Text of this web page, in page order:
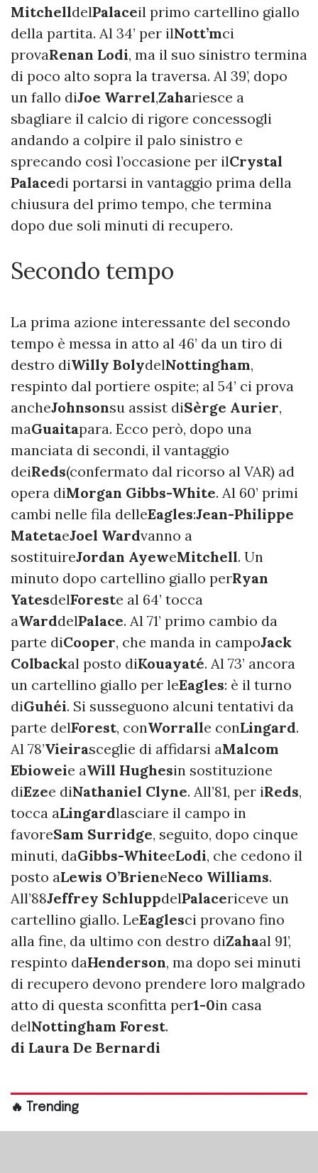
MitchelldelPalaceil primo cartellino giallo
della partita. Al 34’ per ilNott’mci
provaRenan Lodi, ma il suo sinistro termina
di poco alto sopra la traversa. Al 39’, dopo
un fallo diJoe Warrel,Zahariesce a
sbagliare il calcio di rigore concessogli
andando a colpire il palo sinistro e
sprecando così l’occasione per ilCrystal
Palacedi portarsi in vantaggio prima della
chiusura del primo tempo, che termina
dopo due soli minuti di recupero.
Secondo tempo
La prima azione interessante del secondo
tempo è messa in atto al 46’ da un tiro di
destro diWilly BolydelNottingham,
respinto dal portiere ospite; al 54’ ci prova
ancheJohnsonsu assist diSèrge Aurier,
maGuaitapara. Ecco però, dopo una
manciata di secondi, il vantaggio
deiReds(confermato dal ricorso al VAR) ad
opera diMorgan Gibbs-White. Al 60’ primi
cambi nelle fila delleEagles:Jean-Philippe
MatetaeJoel Wardvanno a
sostituireJordan AyeweMitchell. Un
minuto dopo cartellino giallo perRyan
YatesdelForeste al 64’ tocca
aWarddelPalace. Al 71’ primo cambio da
parte diCooper, che manda in campoJack
Colbackal posto diKouayaté. Al 73’ ancora
un cartellino giallo per leEagles: è il turno
diGuhéi. Si susseguono alcuni tentativi da
parte delForest, conWorralle conLingard.
Al 78’Vieirasceglie di affidarsi aMalcom
Ebioweie aWill Hughesin sostituzione
diEzee diNathaniel Clyne. All’81, per iReds,
tocca aLingardlasciare il campo in
favoreSam Surridge, seguito, dopo cinque
minuti, daGibbs-WhiteeLodi, che cedono il
posto aLewis O’BrieneNeco Williams.
All’88Jeffrey SchluppdelPalacericeve un
cartellino giallo. LeEaglesci provano fino
alla fine, da ultimo con destro diZahaal 91’,
respinto daHenderson, ma dopo sei minuti
di recupero devono prendere loro malgrado
atto di questa sconfitta per1-0in casa
delNottingham Forest.
di Laura De Bernardi
🔥 Trending